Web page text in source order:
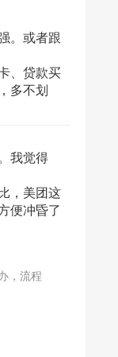
。或者跟
、贷款买
多不划
我觉得
，美团这
便冲昏了
，流程